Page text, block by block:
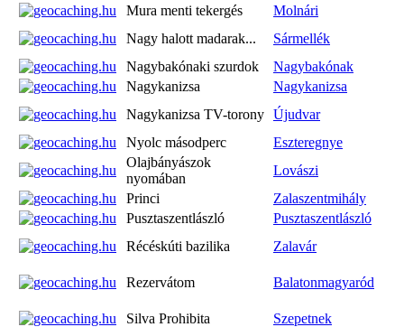
Mura menti tekergés
Molnári
Nagy halott madarak...
Sármellék
Nagybakónaki szurdok
Nagybakónak
Nagykanizsa
Nagykanizsa
Nagykanizsa TV-torony Újudvar
Nyolc másodperc
Eszteregnye
Olajbányászok
nyomában
Lovászi
Princi
Zalaszentmihály
Pusztaszentlászló
Pusztaszentlászló
Récéskúti bazilika
Zalavár
Rezervátom Balatonmagyaród
Silva Prohibita Szepetnek